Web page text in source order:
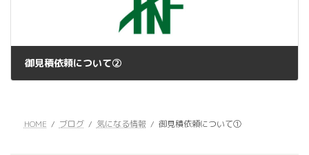
御見積依頼について②
HOME ブログ 気になる情報 御見積依頼について①